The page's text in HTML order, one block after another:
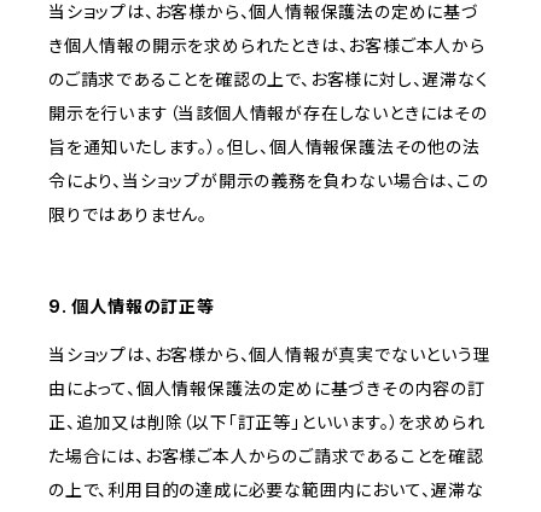
当ショップは、お客様から、個人情報保護法の定めに基づ
き個人情報の開示を求められたときは、お客様ご本人から
のご請求であることを確認の上で、お客様に対し、遅滞なく
開示を行います（当該個人情報が存在しないときにはその
旨を通知いたします。）。但し、個人情報保護法その他の法
令により、当ショップが開示の義務を負わない場合は、この
限りではありません。
9. 個人情報の訂正等
当ショップは、お客様から、個人情報が真実でないという理
由によって、個人情報保護法の定めに基づきその内容の訂
正、追加又は削除（以下「訂正等」といいます。）を求められ
た場合には、お客様ご本人からのご請求であることを確認
の上で、利用目的の達成に必要な範囲内において、遅滞な